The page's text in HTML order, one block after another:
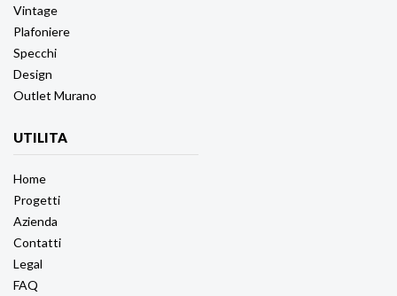
Vintage
Plafoniere
Specchi
Design
Outlet Murano
UTILITA
Home
Progetti
Azienda
Contatti
Legal
FAQ